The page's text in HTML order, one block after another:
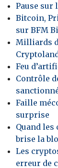
Pause sur
Bitcoin,
sur BFM
Milliards
Feu
Contrôle
Faille
surprise
Quand
brise la
Les
erreur de